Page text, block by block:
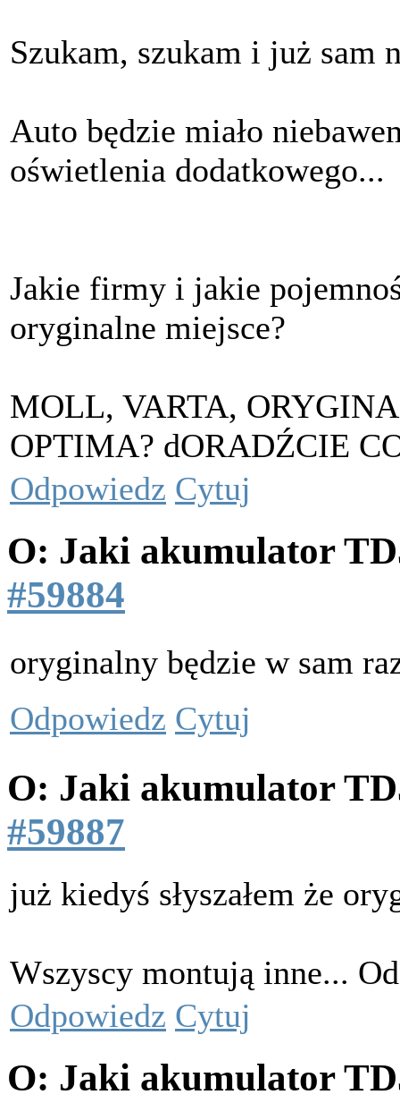
Szukam, szukam i już sam
Auto będzie miało
oświetlenia dodatkowego...
Jakie firmy i jakie
oryginalne miejsce?
MOLL, VARTA,
OPTIMA? dORADŹCIE
Odpowiedz Cytuj
O: Jaki akumulator
#59884
oryginalny będzie w sam
Odpowiedz Cytuj
O: Jaki akumulator
#59887
już kiedyś słyszałem że
Wszyscy montują inne...
Odpowiedz Cytuj
O: Jaki akumulator